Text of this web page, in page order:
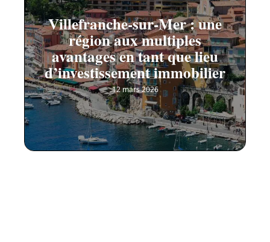
Villefranche-sur-Mer : une
région aux multiples
avantages en tant que lieu
d’investissement immobilier
12 mars 2026